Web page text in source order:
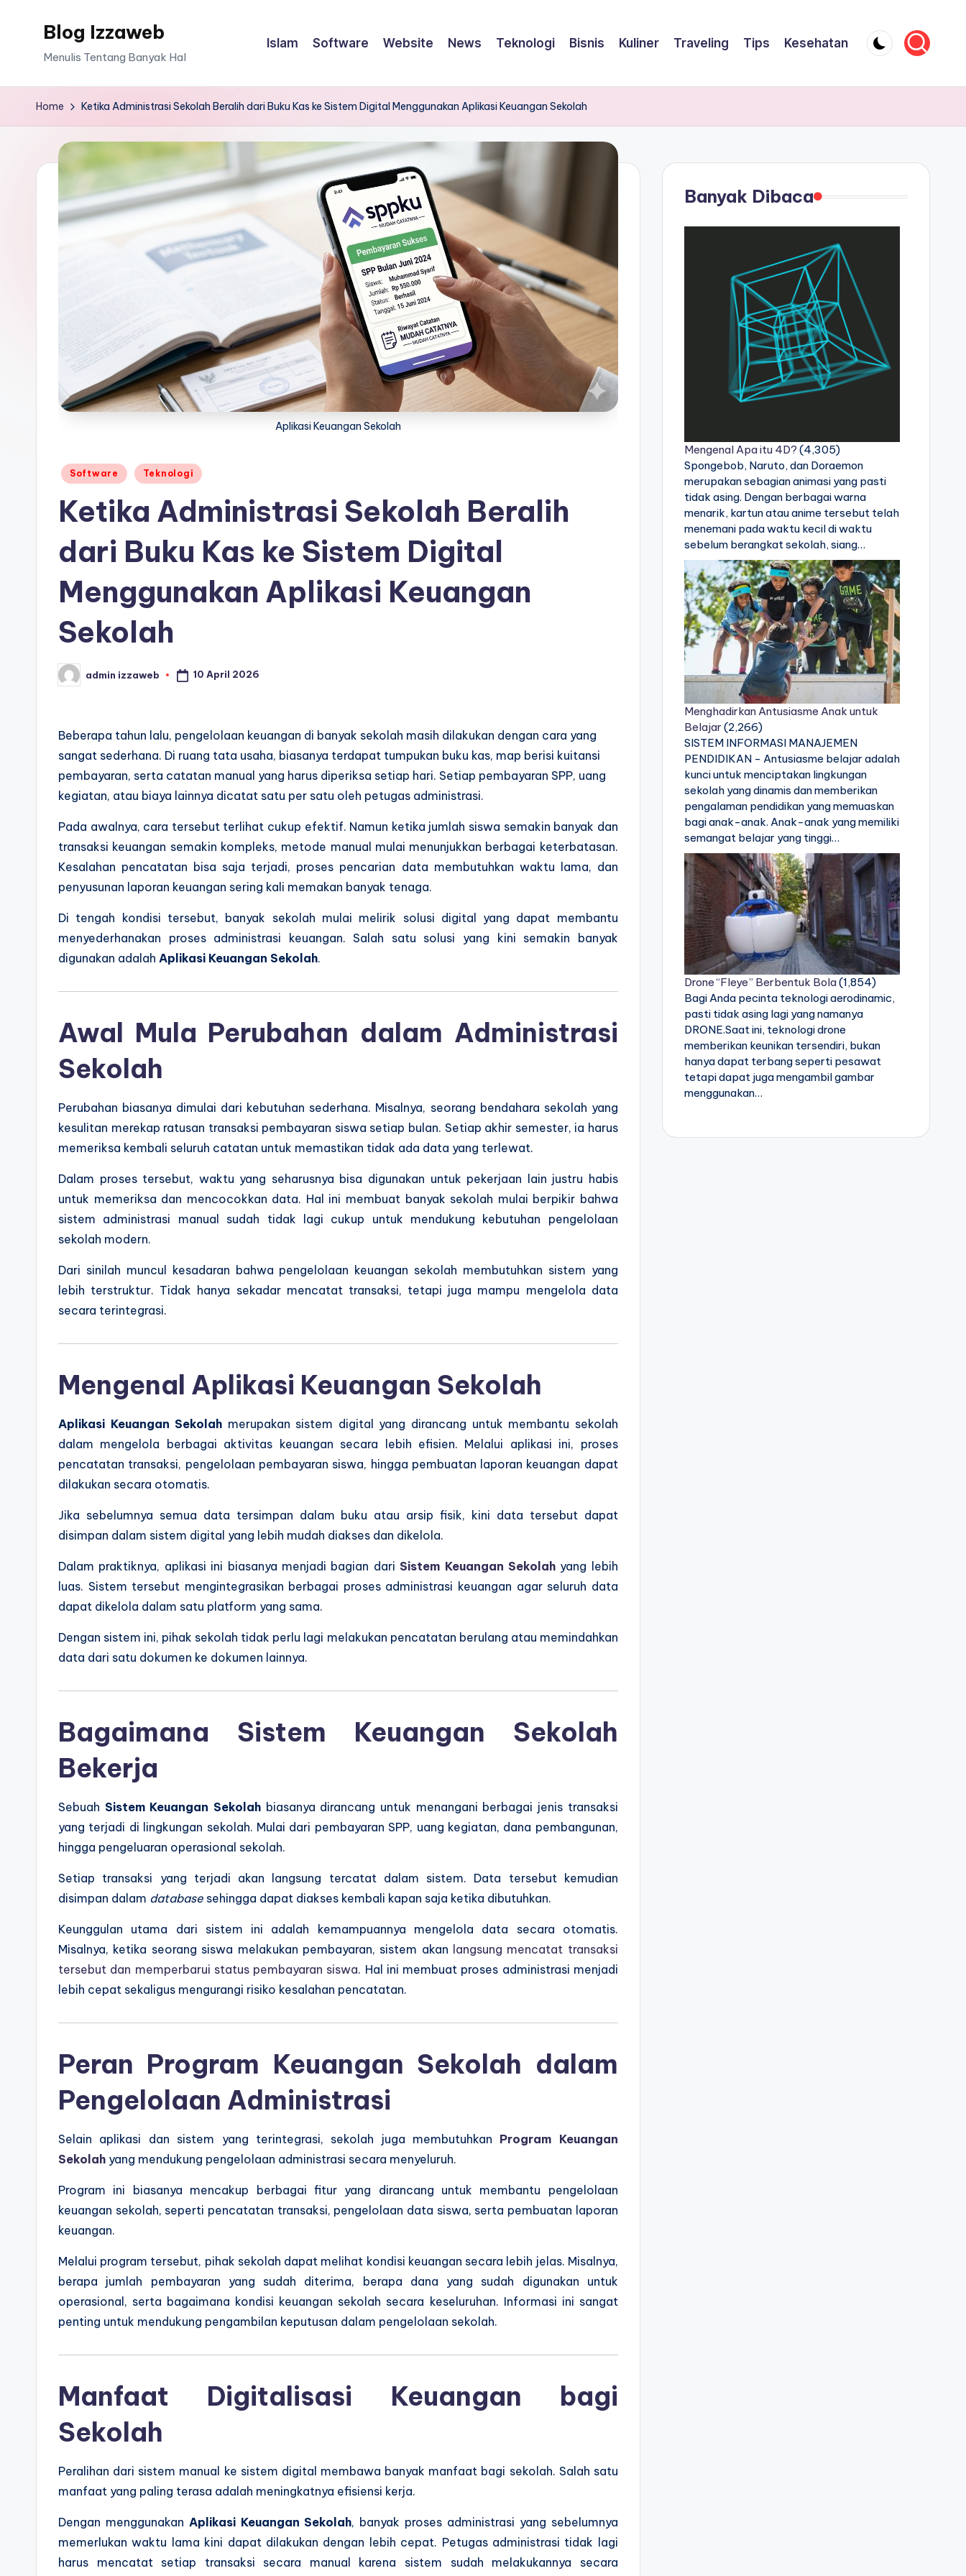
Blog Izzaweb
Menulis Tentang Banyak Hal
Islam Software Website News Teknologi Bisnis Kuliner Traveling Tips Kesehatan
Home Ketika Administrasi Sekolah Beralih dari Buku Kas ke Sistem Digital Menggunakan Aplikasi Keuangan Sekolah
Aplikasi Keuangan Sekolah
Posted
Software Teknologi
Ketika Administrasi Sekolah Beralih
dari Buku Kas ke Sistem Digital
Menggunakan Aplikasi Keuangan
Sekolah
Posted
by
admin izzaweb 10 April 2026
Beberapa tahun lalu, pengelolaan keuangan di banyak sekolah masih dilakukan dengan cara yang
sangat sederhana. Di ruang tata usaha, biasanya terdapat tumpukan buku kas, map berisi kuitansi
pembayaran, serta catatan manual yang harus diperiksa setiap hari. Setiap pembayaran SPP, uang
kegiatan, atau biaya lainnya dicatat satu per satu oleh petugas administrasi.
Pada awalnya, cara tersebut terlihat cukup efektif. Namun ketika jumlah siswa semakin banyak dan
transaksi keuangan semakin kompleks, metode manual mulai menunjukkan berbagai keterbatasan.
Kesalahan pencatatan bisa saja terjadi, proses pencarian data membutuhkan waktu lama, dan
penyusunan laporan keuangan sering kali memakan banyak tenaga.
Di tengah kondisi tersebut, banyak sekolah mulai melirik solusi digital yang dapat membantu
menyederhanakan proses administrasi keuangan. Salah satu solusi yang kini semakin banyak
digunakan adalah Aplikasi Keuangan Sekolah.
Awal Mula Perubahan dalam Administrasi
Sekolah
Perubahan biasanya dimulai dari kebutuhan sederhana. Misalnya, seorang bendahara sekolah yang
kesulitan merekap ratusan transaksi pembayaran siswa setiap bulan. Setiap akhir semester, ia harus
memeriksa kembali seluruh catatan untuk memastikan tidak ada data yang terlewat.
Dalam proses tersebut, waktu yang seharusnya bisa digunakan untuk pekerjaan lain justru habis
untuk memeriksa dan mencocokkan data. Hal ini membuat banyak sekolah mulai berpikir bahwa
sistem administrasi manual sudah tidak lagi cukup untuk mendukung kebutuhan pengelolaan
sekolah modern.
Dari sinilah muncul kesadaran bahwa pengelolaan keuangan sekolah membutuhkan sistem yang
lebih terstruktur. Tidak hanya sekadar mencatat transaksi, tetapi juga mampu mengelola data
secara terintegrasi.
Mengenal Aplikasi Keuangan Sekolah
Aplikasi Keuangan Sekolah merupakan sistem digital yang dirancang untuk membantu sekolah
dalam mengelola berbagai aktivitas keuangan secara lebih efisien. Melalui aplikasi ini, proses
pencatatan transaksi, pengelolaan pembayaran siswa, hingga pembuatan laporan keuangan dapat
dilakukan secara otomatis.
Jika sebelumnya semua data tersimpan dalam buku atau arsip fisik, kini data tersebut dapat
disimpan dalam sistem digital yang lebih mudah diakses dan dikelola.
Dalam praktiknya, aplikasi ini biasanya menjadi bagian dari Sistem Keuangan Sekolah yang lebih
luas. Sistem tersebut mengintegrasikan berbagai proses administrasi keuangan agar seluruh data
dapat dikelola dalam satu platform yang sama.
Dengan sistem ini, pihak sekolah tidak perlu lagi melakukan pencatatan berulang atau memindahkan
data dari satu dokumen ke dokumen lainnya.
Bagaimana Sistem Keuangan Sekolah
Bekerja
Sebuah Sistem Keuangan Sekolah biasanya dirancang untuk menangani berbagai jenis transaksi
yang terjadi di lingkungan sekolah. Mulai dari pembayaran SPP, uang kegiatan, dana pembangunan,
hingga pengeluaran operasional sekolah.
Setiap transaksi yang terjadi akan langsung tercatat dalam sistem. Data tersebut kemudian
disimpan dalam database sehingga dapat diakses kembali kapan saja ketika dibutuhkan.
Keunggulan utama dari sistem ini adalah kemampuannya mengelola data secara otomatis.
Misalnya, ketika seorang siswa melakukan pembayaran, sistem akan langsung mencatat transaksi
tersebut dan memperbarui status pembayaran siswa. Hal ini membuat proses administrasi menjadi
lebih cepat sekaligus mengurangi risiko kesalahan pencatatan.
Peran Program Keuangan Sekolah dalam
Pengelolaan Administrasi
Selain aplikasi dan sistem yang terintegrasi, sekolah juga membutuhkan Program Keuangan
Sekolah yang mendukung pengelolaan administrasi secara menyeluruh.
Program ini biasanya mencakup berbagai fitur yang dirancang untuk membantu pengelolaan
keuangan sekolah, seperti pencatatan transaksi, pengelolaan data siswa, serta pembuatan laporan
keuangan.
Melalui program tersebut, pihak sekolah dapat melihat kondisi keuangan secara lebih jelas. Misalnya,
berapa jumlah pembayaran yang sudah diterima, berapa dana yang sudah digunakan untuk
operasional, serta bagaimana kondisi keuangan sekolah secara keseluruhan. Informasi ini sangat
penting untuk mendukung pengambilan keputusan dalam pengelolaan sekolah.
Manfaat Digitalisasi Keuangan bagi
Sekolah
Peralihan dari sistem manual ke sistem digital membawa banyak manfaat bagi sekolah. Salah satu
manfaat yang paling terasa adalah meningkatnya efisiensi kerja.
Dengan menggunakan Aplikasi Keuangan Sekolah, banyak proses administrasi yang sebelumnya
memerlukan waktu lama kini dapat dilakukan dengan lebih cepat. Petugas administrasi tidak lagi
harus mencatat setiap transaksi secara manual karena sistem sudah melakukannya secara
Banyak Dibaca
Mengenal Apa itu 4D? (4,305)
Spongebob, Naruto, dan Doraemon
merupakan sebagian animasi yang pasti
tidak asing. Dengan berbagai warna
menarik, kartun atau anime tersebut telah
menemani pada waktu kecil di waktu
sebelum berangkat sekolah, siang…
Menghadirkan Antusiasme Anak untuk
Belajar (2,266)
SISTEM INFORMASI MANAJEMEN
PENDIDIKAN - Antusiasme belajar adalah
kunci untuk menciptakan lingkungan
sekolah yang dinamis dan memberikan
pengalaman pendidikan yang memuaskan
bagi anak-anak. Anak-anak yang memiliki
semangat belajar yang tinggi…
Drone “Fleye” Berbentuk Bola(1,854)
Bagi Anda pecinta teknologi aerodinamic,
pasti tidak asing lagi yang namanya
DRONE.Saat ini, teknologi drone
memberikan keunikan tersendiri, bukan
hanya dapat terbang seperti pesawat
tetapi dapat juga mengambil gambar
menggunakan…